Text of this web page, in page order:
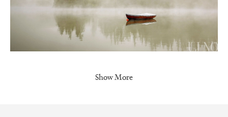
Show More